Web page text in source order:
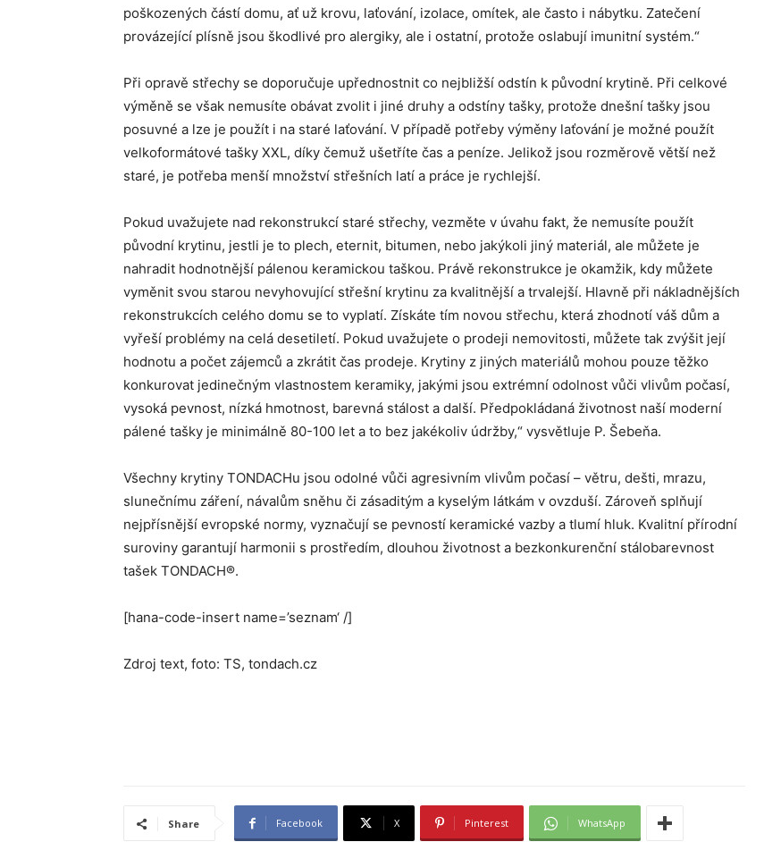
poškozených částí domu, ať už krovu, laťování, izolace, omítek, ale často i nábytku. Zatečení
provázející plísně jsou škodlivé pro alergiky, ale i ostatní, protože oslabují imunitní systém.“
Při opravě střechy se doporučuje upřednostnit co nejbližší odstín k původní krytině. Při celkové
výměně se však nemusíte obávat zvolit i jiné druhy a odstíny tašky, protože dnešní tašky jsou
posuvné a lze je použít i na staré laťování. V případě potřeby výměny laťování je možné použít
velkoformátové tašky XXL, díky čemuž ušetříte čas a peníze. Jelikož jsou rozměrově větší než
staré, je potřeba menší množství střešních latí a práce je rychlejší.
Pokud uvažujete nad rekonstrukcí staré střechy, vezměte v úvahu fakt, že nemusíte použít
původní krytinu, jestli je to plech, eternit, bitumen, nebo jakýkoli jiný materiál, ale můžete je
nahradit hodnotnější pálenou keramickou taškou. Právě rekonstrukce je okamžik, kdy můžete
vyměnit svou starou nevyhovující střešní krytinu za kvalitnější a trvalejší. Hlavně při nákladnějších
rekonstrukcích celého domu se to vyplatí. Získáte tím novou střechu, která zhodnotí váš dům a
vyřeší problémy na celá desetiletí. Pokud uvažujete o prodeji nemovitosti, můžete tak zvýšit její
hodnotu a počet zájemců a zkrátit čas prodeje. Krytiny z jiných materiálů mohou pouze těžko
konkurovat jedinečným vlastnostem keramiky, jakými jsou extrémní odolnost vůči vlivům počasí,
vysoká pevnost, nízká hmotnost, barevná stálost a další. Předpokládaná životnost naší moderní
pálené tašky je minimálně 80-100 let a to bez jakékoliv údržby,“ vysvětluje P. Šebeňa.
Všechny krytiny TONDACHu jsou odolné vůči agresivním vlivům počasí – větru, dešti, mrazu,
slunečnímu záření, návalům sněhu či zásaditým a kyselým látkám v ovzduší. Zároveň splňují
nejpřísnější evropské normy, vyznačují se pevností keramické vazby a tlumí hluk. Kvalitní přírodní
suroviny garantují harmonii s prostředím, dlouhou životnost a bezkonkurenční stálobarevnost
tašek TONDACH®.
[hana-code-insert name=’seznam‘ /]
Zdroj text, foto: TS, tondach.cz
Share Facebook X Pinterest WhatsApp